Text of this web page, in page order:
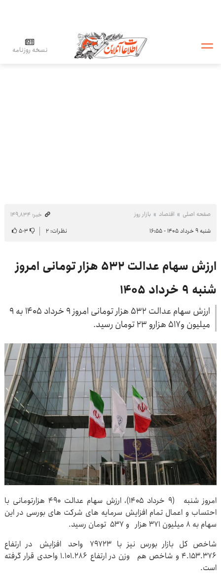
نسخه روزنامه
صفحه اصلی اقتصاد بازار روز
خبر: ۱۴۹٬۸۳۴
شنبه ۹ خرداد ۱۴۰۵ - ۱۶:۵۵
نظرات: ۲ ۳-۵
ارزش سهام عدالت ۵۳۲ هزار تومانی امروز
شنبه ۹ خرداد ۱۴۰۵
ارزش سهام عدالت ۵۳۲ هزار تومانی امروز ۹ خرداد ۱۴۰۵ به ۹
میلیون و۵۱۷ هزارو ۲۳ تومان رسید.
امروز شنبه (۹ خرداد ۱۴۰۵)، ارزش سهام عدالت ۴۹۰ هزارتومانی با
احتساب و اعمال تمام افزایش سرمایه های شرکت های بورسی در این
سهام به ۸ میلیون ۳۷۱ هزار و ۵۳۷ تومان رسید.
شاخص کل بازار بورس نیز با ۷۹۷۲۳ واحد افزایش در ارتفاع
۴.۱۵۳.۳۷۶ و شاخص هم وزن در ارتفاع ۱.۱۰۱.۲۸۶ واحدی قرار گرفته
است.